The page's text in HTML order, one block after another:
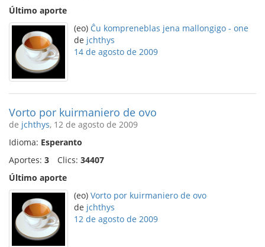
Último aporte
(eo) Ĉu kompreneblas jena mallongigo - one
de jchthys
14 de agosto de 2009
Vorto por kuirmaniero de ovo
de jchthys, 12 de agosto de 2009
Idioma: Esperanto
Aportes: 3 Clics: 34407
Último aporte
(eo) Vorto por kuirmaniero de ovo
de jchthys
12 de agosto de 2009